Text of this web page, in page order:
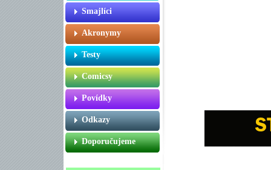
Smajlíci
Akronymy
Testy
Comicsy
Povídky
Odkazy
Doporučujeme